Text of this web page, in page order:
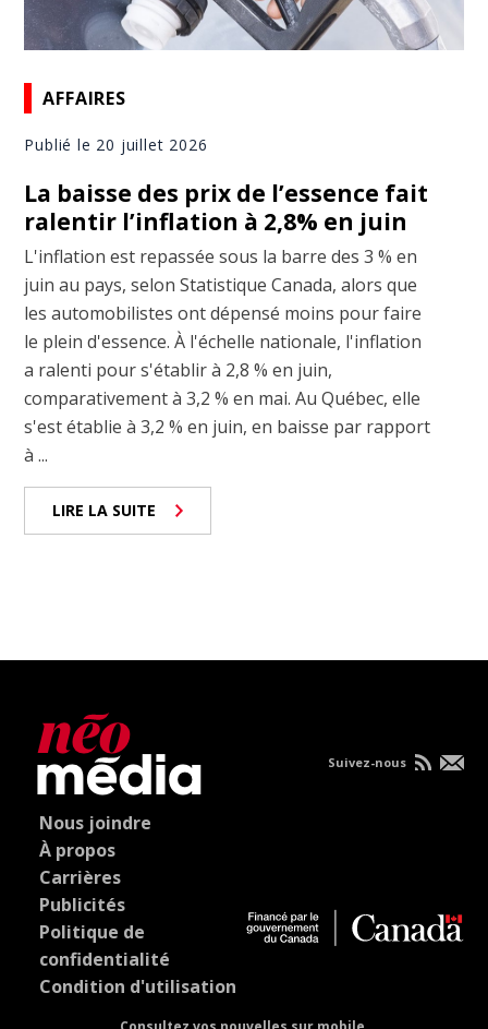
AFFAIRES
Publié le 20 juillet 2026
La baisse des prix de l’essence fait
ralentir l’inflation à 2,8% en juin
L'inflation est repassée sous la barre des 3 % en
juin au pays, selon Statistique Canada, alors que
les automobilistes ont dépensé moins pour faire
le plein d'essence. À l'échelle nationale, l'inflation
a ralenti pour s'établir à 2,8 % en juin,
comparativement à 3,2 % en mai. Au Québec, elle
s'est établie à 3,2 % en juin, en baisse par rapport
à ...
LIRE LA SUITE
Nous joindre
À propos
Carrières
Publicités
Politique de
confidentialité
Condition d'utilisation
Suivez-nous